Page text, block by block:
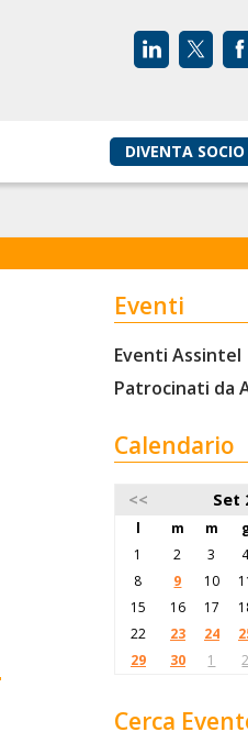
DIVENTA SOCIO
Eventi
Eventi Assintel
Patrocinati da
Calendario
<< Set
l m m
1
2 3
8
9 10
15
16 17
22
23 24
29
30 1 2
Cerca